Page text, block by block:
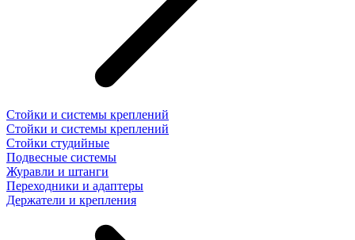
Стойки и системы креплений
Стойки и системы креплений
Стойки студийные
Подвесные системы
Журавли и штанги
Переходники и адаптеры
Держатели и крепления